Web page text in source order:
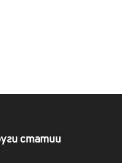
статии